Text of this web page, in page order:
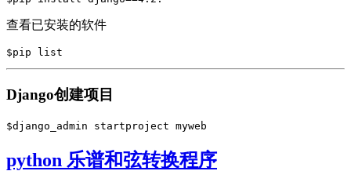
查看已安装的软件
$pip list
Django创建项目
$django_admin startproject myweb
python 乐谱和弦转换程序